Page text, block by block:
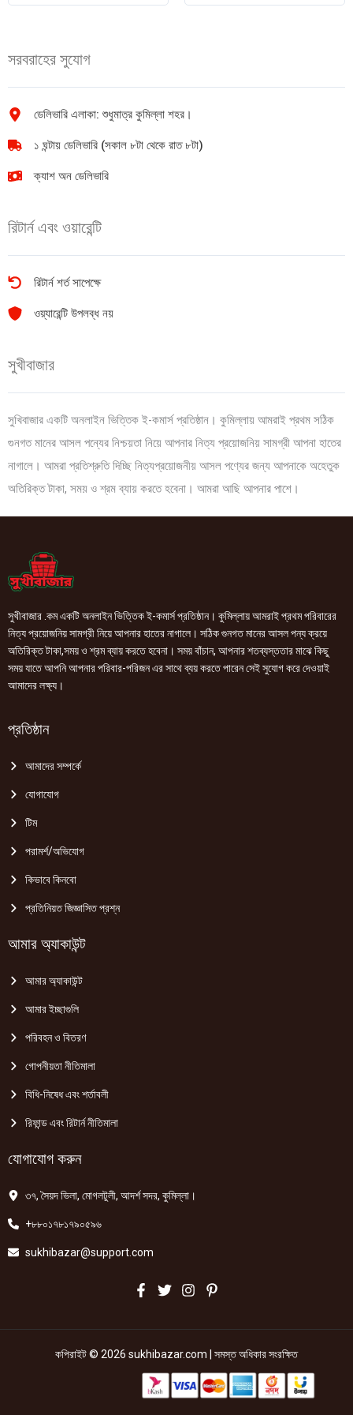
মশলা
মিক্স
সরবরাহের সুযোগ
ডেলিভারি এলাকা: শুধুমাত্র কুমিল্লা শহর।
১ ঘন্টায় ডেলিভারি (সকাল ৮টা থেকে রাত ৮টা)
ক্যাশ অন ডেলিভারি
রিটার্ন এবং ওয়ারেন্টি
রিটার্ন শর্ত সাপেক্ষে
ওয়্যারেন্টি উপলব্ধ নয়
সুখীবাজার
সুখিবাজার একটি অনলাইন ভিত্তিক ই-কমার্স প্রতিষ্ঠান। কুমিল্লায় আমরাই প্রথম সঠিক
গুনগত মানের আসল পন্যের নিশ্চয়তা নিয়ে আপনার নিত্য প্রয়োজনিয় সামগ্রী আপনা হাতের
নাগালে। আমরা প্রতিশ্রুতি দিচ্ছি নিত্যপ্রয়োজনীয় আসল পণ্যের জন্য আপনাকে অহেতুক
অতিরিক্ত টাকা, সময় ও শ্রম ব্যায় করতে হবেনা। আমরা আছি আপনার পাশে।
সুখীবাজার .কম একটি অনলাইন ভিত্তিক ই-কমার্স প্রতিষ্ঠান। কুমিল্লায় আমরাই প্রথম পরিবারের
নিত্য প্রয়োজনিয় সামগ্রী নিয়ে আপনার হাতের নাগালে। সঠিক গুনগত মানের আসল পন্য ক্রয়ে
অতিরিক্ত টাকা,সময় ও শ্রম ব্যায় করতে হবেনা। সময় বাঁচান, আপনার শতব্যস্ততার মাঝে কিছু
সময় যাতে আপনি আপনার পরিবার-পরিজন এর সাথে ব্যয় করতে পারেন সেই সুযোগ করে দেওয়াই
আমাদের লক্ষ্য।
প্রতিষ্ঠান
আমাদের সম্পর্কে
যোগাযোগ
টিম
পরামর্শ/অভিযোগ
কিভাবে কিনবো
প্রতিনিয়ত জিজ্ঞাসিত প্রশ্ন
আমার অ্যাকাউন্ট
আমার অ্যাকাউন্ট
আমার ইচ্ছাগুলি
পরিবহন ও বিতরণ
গোপনীয়তা নীতিমালা
বিধি-নিষেধ এবং শর্তাবলী
রিফান্ড এবং রিটার্ন নীতিমালা
যোগাযোগ করুন
৩৭, সৈয়দ ভিলা, মোগলটুলী, আদর্শ সদর, কুমিল্লা।
+৮৮০১৭৮১৭৯০৫৯৬
sukhibazar@support.com
কপিরাইট © 2026 sukhibazar.com | সমস্ত অধিকার সংরক্ষিত